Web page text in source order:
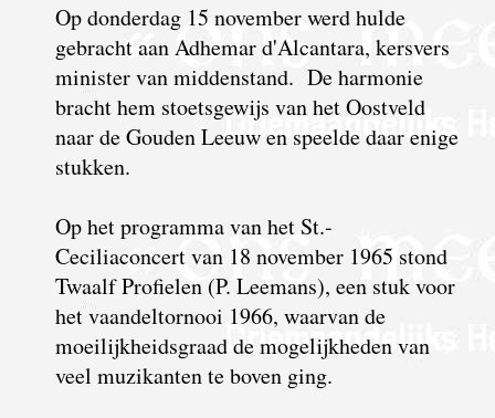
Op donderdag 15 november werd hulde
gebracht aan Adhemar d'Alcantara, kersvers
minister van middenstand. De harmonie
bracht hem stoetsgewijs van het Oostveld
naar de Gouden Leeuw en speelde daar enige
stukken.
Op het programma van het St.-
Ceciliaconcert van 18 november 1965 stond
Twaalf Profielen (P. Leemans), een stuk voor
het vaandeltornooi 1966, waarvan de
moeilijkheidsgraad de mogelijkheden van
veel muzikanten te boven ging.